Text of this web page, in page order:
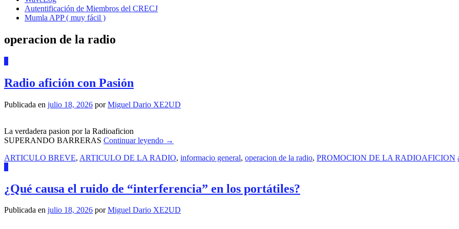
Autentificación de Miembros del CRECJ
Mumla APP ( muy fácil )
operacion de la radio
Radio afición con Pasión
Publicada en julio 18, 2026 porMiguel Dario XE2UD
La verdadera pasion por la Radioaficion
SUPERANDO BARRERAS Continuar leyendo →
ARTICULO BREVE, ARTICULO DE LA RADIO, informacio general, operacion de la radio, PROMOCION DE LA RADIOAFICION
¿Qué causa el ruido de “interferencia” en los portátiles?
Publicada en julio 18, 2026 porMiguel Dario XE2UD